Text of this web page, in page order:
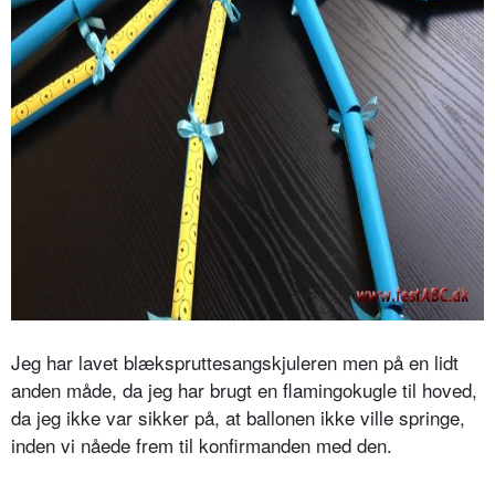
Jeg har lavet blækspruttesangskjuleren men på en lidt
anden måde, da jeg har brugt en flamingokugle til hoved,
da jeg ikke var sikker på, at ballonen ikke ville springe,
inden vi nåede frem til konfirmanden med den.